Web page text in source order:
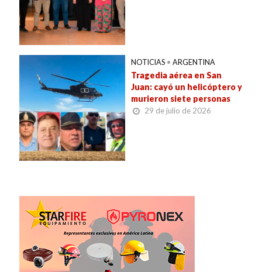
NOTICIAS • ARGENTINA
Tragedia aérea en San
Juan: cayó un helicóptero y
murieron siete personas
29 de julio de 2026